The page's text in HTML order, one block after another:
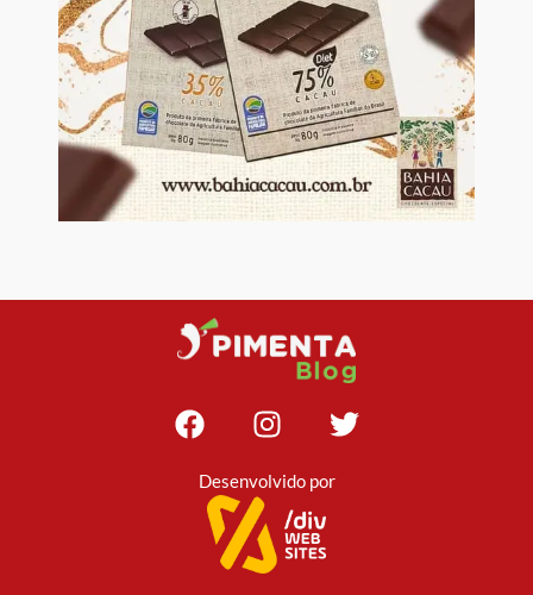
Desenvolvido por